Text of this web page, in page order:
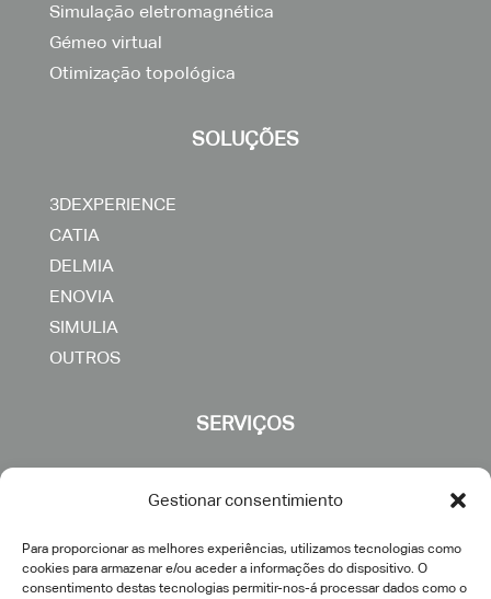
Gestionar consentimiento
Para proporcionar as melhores experiências, utilizamos tecnologias como
cookies para armazenar e/ou aceder a informações do dispositivo. O
consentimento destas tecnologias permitir-nos-á processar dados como o
Simulação eletromagnética
Gémeo virtual
Otimização topológica
SOLUÇÕES
3DEXPERIENCE
CATIA
DELMIA
ENOVIA
SIMULIA
OUTROS
SERVIÇOS
Implementação PLM
Engenharia IT e acompanhamento